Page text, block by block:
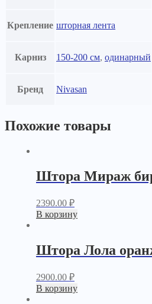
Крепление шторная лента
Карниз 150-200 см, одинарный
Бренд Nivasan
Похожие товары
Штора Мираж
2390.00 ₽
В корзину
Штора Лола
2900.00 ₽
В корзину